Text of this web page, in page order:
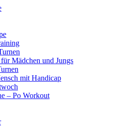
Mädchen und Jungs
mit Handicap
– Po Workout